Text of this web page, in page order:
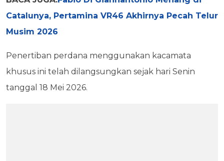
Catalunya, Pertamina VR46 Akhirnya Pecah Telur
Musim 2026
Penertiban perdana menggunakan kacamata
khusus ini telah dilangsungkan sejak hari Senin
tanggal 18 Mei 2026.